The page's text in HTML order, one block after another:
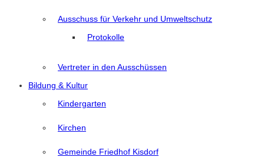
Ausschuss für Verkehr und Umweltschutz
Protokolle
Vertreter in den Ausschüssen
Bildung & Kultur
Kindergarten
Kirchen
Gemeinde Friedhof Kisdorf